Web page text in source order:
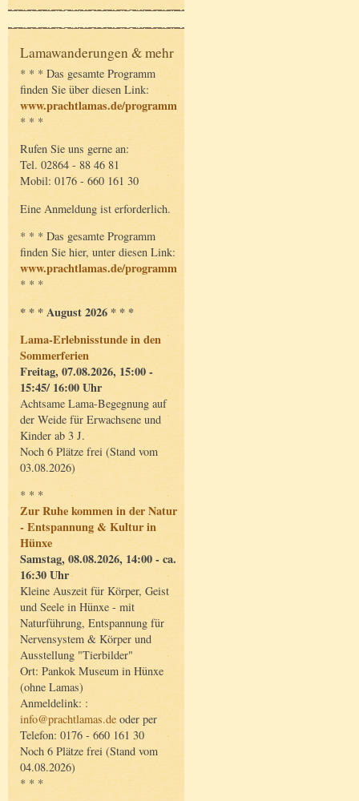
Lamawanderungen & mehr
* * * Das gesamte Programm
finden Sie über diesen Link:
www.prachtlamas.de/programm
* * *
Rufen Sie uns gerne an:
Tel. 02864 - 88 46 81
Mobil: 0176 - 660 161 30
Eine Anmeldung ist erforderlich.
* * * Das gesamte Programm
finden Sie hier, unter diesen Link:
www.prachtlamas.de/programm
* * *
* * * August 2026 * * *
Lama-Erlebnisstunde in den
Sommerferien
Freitag, 07.08.2026, 15:00 -
15:45/ 16:00 Uhr
Achtsame Lama-Begegnung auf
der Weide für Erwachsene und
Kinder ab 3 J.
Noch 6 Plätze frei (Stand vom
03.08.2026)
* * *
Zur Ruhe kommen in der Natur
- Entspannung & Kultur in
Hünxe
Samstag, 08.08.2026, 14:00 - ca.
16:30 Uhr
Kleine Auszeit für Körper, Geist
und Seele in Hünxe - mit
Naturführung, Entspannung für
Nervensystem & Körper und
Ausstellung "Tierbilder"
Ort: Pankok Museum in Hünxe
(ohne Lamas)
Anmeldelink: :
info@prachtlamas.de oder per
Telefon: 0176 - 660 161 30
Noch 6 Plätze frei (Stand vom
04.08.2026)
* * *